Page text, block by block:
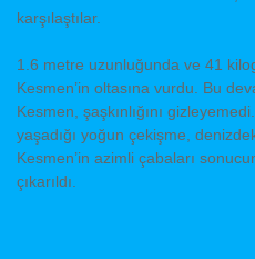
karşılaştılar.
1.6 metre uzunluğunda ve 41
Kesmen’in oltasına vurdu. Bu
Kesmen, şaşkınlığını
yaşadığı yoğun çekişme,
Kesmen’in azimli çabaları
çıkarıldı.